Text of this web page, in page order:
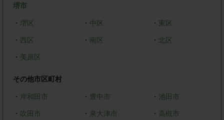
堺市
・ 堺区 ・ 中区 ・ 東区
・ 西区 ・ 南区 ・ 北区
・ 美原区
その他市区町村
・ 岸和田市 ・ 豊中市 ・ 池田市
・ 吹田市 ・ 泉大津市 ・ 高槻市